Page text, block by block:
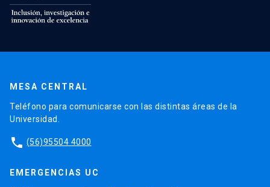
MESA CENTRAL
Teléfono para comunicarse con las distintas áreas de la
Universidad.
phone (56)95504 4000
EMERGENCIAS UC